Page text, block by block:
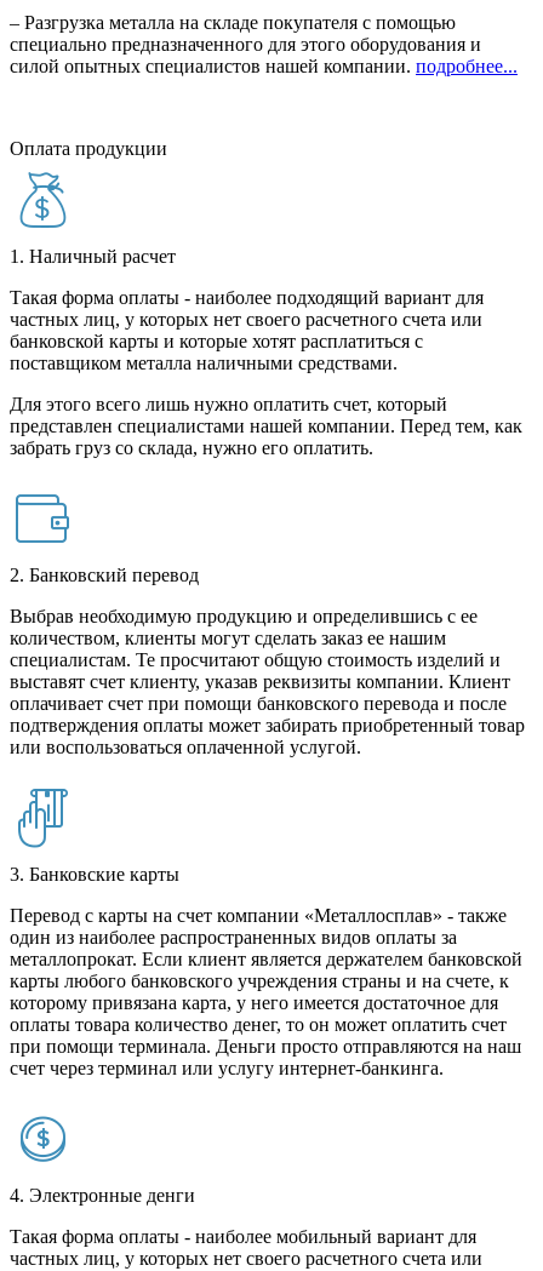
– Разгрузка металла на складе покупателя с помощью
специально предназначенного для этого оборудования и
силой опытных специалистов нашей компании. подробнее...
Оплата продукции
1. Наличный расчет
Такая форма оплаты - наиболее подходящий вариант для
частных лиц, у которых нет своего расчетного счета или
банковской карты и которые хотят расплатиться с
поставщиком металла наличными средствами.
Для этого всего лишь нужно оплатить счет, который
представлен специалистами нашей компании. Перед тем, как
забрать груз со склада, нужно его оплатить.
2. Банковский перевод
Выбрав необходимую продукцию и определившись с ее
количеством, клиенты могут сделать заказ ее нашим
специалистам. Те просчитают общую стоимость изделий и
выставят счет клиенту, указав реквизиты компании. Клиент
оплачивает счет при помощи банковского перевода и после
подтверждения оплаты может забирать приобретенный товар
или воспользоваться оплаченной услугой.
3. Банковские карты
Перевод с карты на счет компании «Металлосплав» - также
один из наиболее распространенных видов оплаты за
металлопрокат. Если клиент является держателем банковской
карты любого банковского учреждения страны и на счете, к
которому привязана карта, у него имеется достаточное для
оплаты товара количество денег, то он может оплатить счет
при помощи терминала. Деньги просто отправляются на наш
счет через терминал или услугу интернет-банкинга.
4. Электронные денги
Такая форма оплаты - наиболее мобильный вариант для
частных лиц, у которых нет своего расчетного счета или